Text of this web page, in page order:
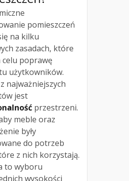
pomieszczeń
na kilku
zasadach, które
celu poprawę
użytkowników.
najważniejszych
jest
przestrzeni.
meble oraz
były
do potrzeb
z nich korzystają.
to wyboru
wysokości